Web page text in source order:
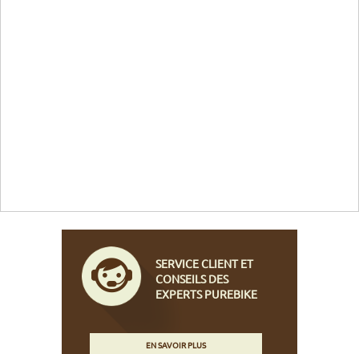
SERVICE CLIENT ET
CONSEILS DES
EXPERTS PUREBIKE
EN SAVOIR PLUS